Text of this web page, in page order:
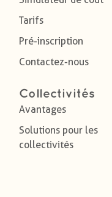
Tarifs
Pré-inscription
Contactez-nous
Collectivités
Avantages
Solutions pour les
collectivités